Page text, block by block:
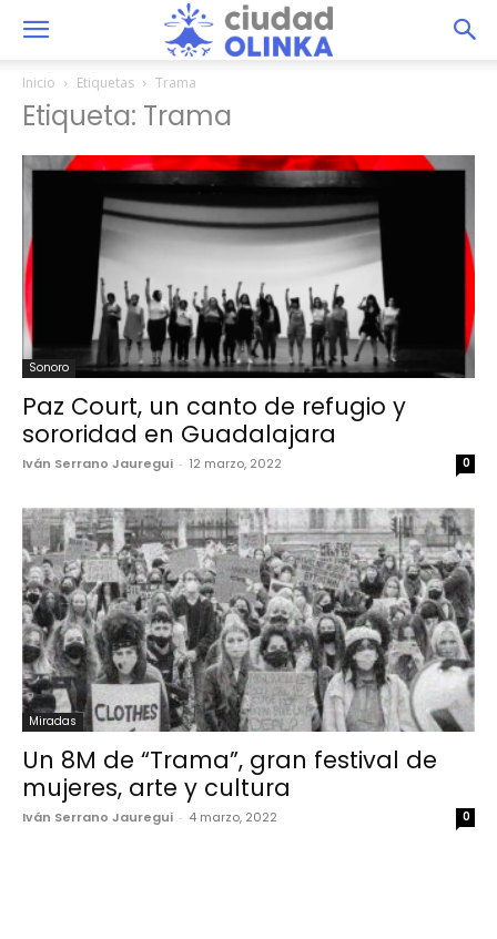
Inicio Etiquetas Trama
Etiqueta: Trama
Sonoro
Paz Court, un canto de refugio y
sororidad en Guadalajara
Iván Serrano Jauregui - 12 marzo, 2022 0
Miradas
Un 8M de “Trama”, gran festival de
mujeres, arte y cultura
Iván Serrano Jauregui - 4 marzo, 2022 0